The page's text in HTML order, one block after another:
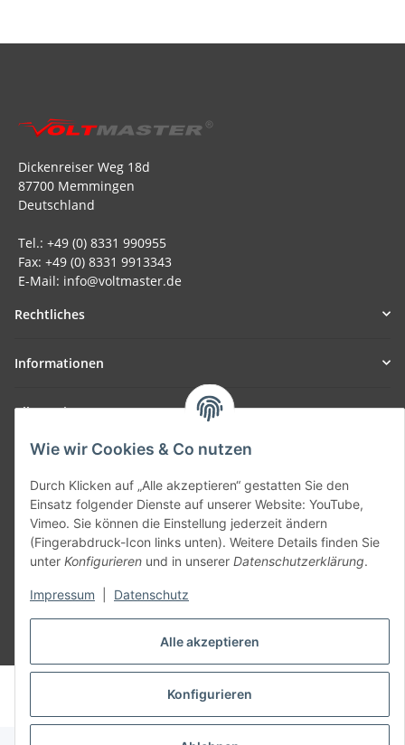
Alle akzeptieren
Konfigurieren
Wie wir Cookies & Co nutzen
Durch Klicken auf „Alle akzeptieren“ gestatten Sie den
Einsatz folgender Dienste auf unserer Website: YouTube,
Vimeo. Sie können die Einstellung jederzeit ändern
(Fingerabdruck-Icon links unten). Weitere Details finden Sie
unter Konfigurieren und in unserer Datenschutzerklärung.
Impressum Datenschutz
Dickenreiser Weg 18d
87700 Memmingen
Deutschland
Tel.: +49 (0) 8331 990955
Fax: +49 (0) 8331 9913343
E-Mail: info@voltmaster.de
Rechtliches
Informationen
Allgemein
Teil unseres Netzwerks:
SmoliTec - Safety. Simplified. Worldwide. ( B2B Shop )
Vertrag widerrufen
* Alle Preise inkl. gesetzlicher USt., zzgl.Versand
© voltmaster.de
Powered byJTL-Shop